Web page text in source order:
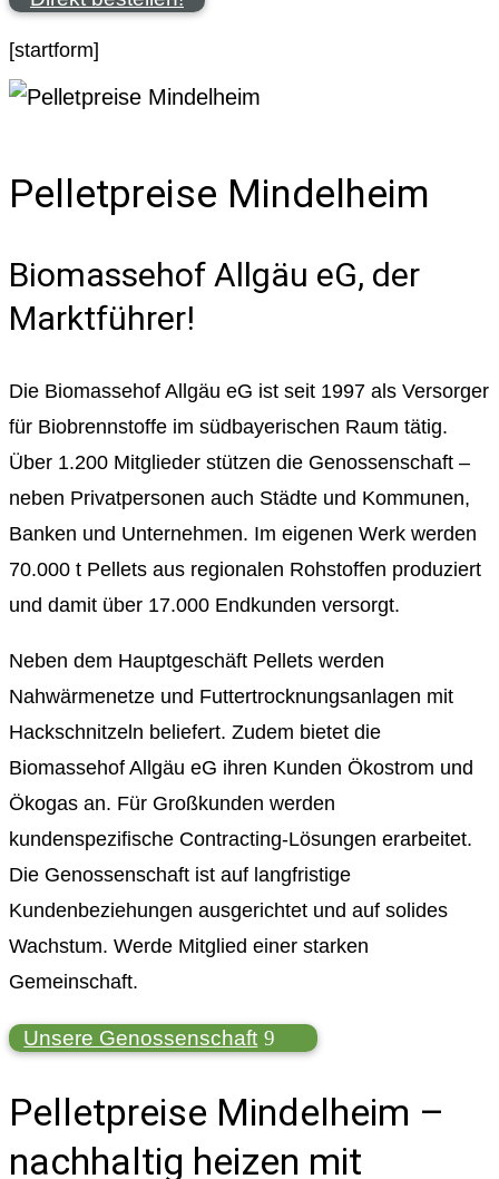
[startform]
Pelletpreise Mindelheim
Biomassehof Allgäu eG, der
Marktführer!
Die Biomassehof Allgäu eG ist seit 1997 als Versorger
für Biobrennstoffe im südbayerischen Raum tätig.
Über 1.200 Mitglieder stützen die Genossenschaft –
neben Privatpersonen auch Städte und Kommunen,
Banken und Unternehmen. Im eigenen Werk werden
70.000 t Pellets aus regionalen Rohstoffen produziert
und damit über 17.000 Endkunden versorgt.
Neben dem Hauptgeschäft Pellets werden
Nahwärmenetze und Futtertrocknungsanlagen mit
Hackschnitzeln beliefert. Zudem bietet die
Biomassehof Allgäu eG ihren Kunden Ökostrom und
Ökogas an. Für Großkunden werden
kundenspezifische Contracting-Lösungen erarbeitet.
Die Genossenschaft ist auf langfristige
Kundenbeziehungen ausgerichtet und auf solides
Wachstum. Werde Mitglied einer starken
Gemeinschaft.
Unsere Genossenschaft
Pelletpreise Mindelheim –
nachhaltig heizen mit